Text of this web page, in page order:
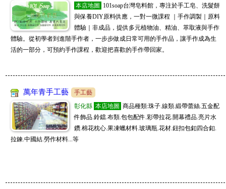
額贈精油，快來選購喲
08/07 購物商城 JL全球代購 www.kitty888.com.tw
天上新品 😁ID 0908123186 或搜尋 JL全球代購 或 www. kitty888.co
08/07 購物商城 JM批發大盤商 www.sofeelco.com
促銷9折,每天刊登新款,敬請關注,全網批發價,頂級原單精品上遊貨源供貨廠商,
5800精品批發商
台中百坪實體廠房可自取，一件起批無需繳交入會費，徵實力團媽及想賺第
二份收入的你！加入LINE客服@lima888
08/06 購物商城 家加購GAGAGO
📢新北批發百坪倉庫!一手供貨，寢具家飾、生活五金千種商品，招收直播
主、團媽、自取店 客服ID:scgagago01
08/06 手工藝 冠亦商行
冠亦商行手工皂材料專業分售，請至商店搜尋"冠亦商行"就能找到我們囉! 滿
08/06 購物商城 JM批發大盤商 www.sofeelco.com
本店地圖
101soap台灣皂料館，專注於手工皂、洗髮餅
與保養DIY原料供應，一對一微課程 ｜手作調製｜原料
體驗｜非成品，提供多元植物油、精油、萃取液與手作
體驗。從初學者到進階手作者，一步步做成日常可用的手作品，讓手作成為生
活的一部分，可預約手作課程，歡迎把喜歡的手作帶回家。
萬年青手工藝
手工藝
彰化縣 本店地圖 商品種類:珠子.線類.緞帶蕾絲.五金配
件飾品.鈴鐺.布類.包包配件.彩帶拉花.開幕禮品.亮片水
鑽.棉花枕心.果凍蠟材料.玻璃瓶.花材.鈕扣包釦四合釦.
拉鍊.中國結.勞作材料...等